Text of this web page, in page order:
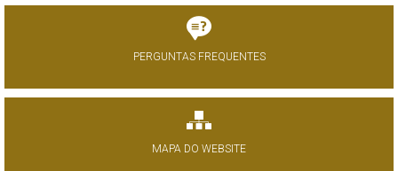
PERGUNTAS FREQUENTES
MAPA DO WEBSITE